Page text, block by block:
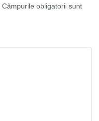
Câmpurile obligatorii sunt